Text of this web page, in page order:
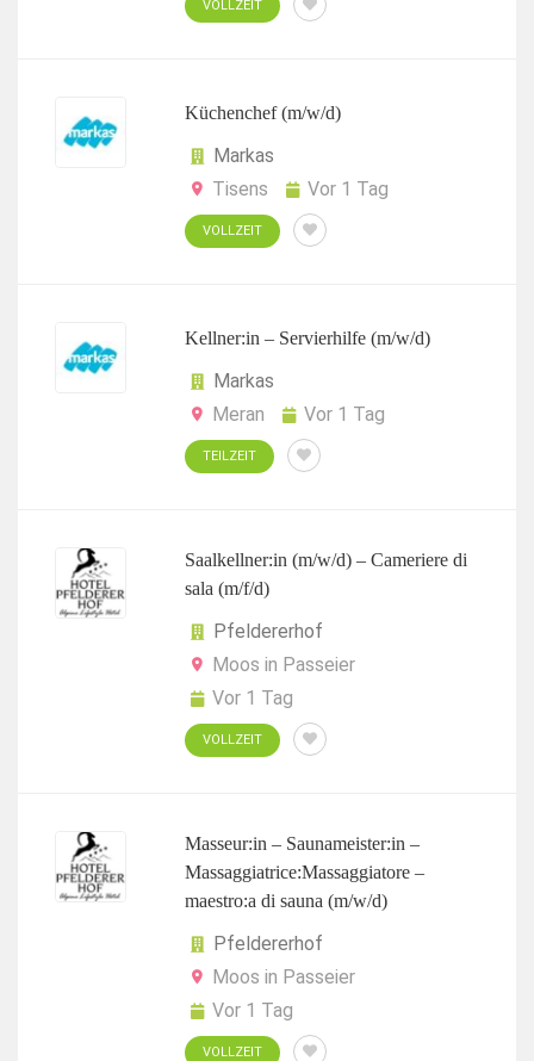
VOLLZEIT
Küchenchef (m/w/d)
Markas
Tisens
Vor 1 Tag
VOLLZEIT
Kellner:in – Servierhilfe (m/w/d)
Markas
Meran
Vor 1 Tag
TEILZEIT
Saalkellner:in (m/w/d) – Cameriere di
sala (m/f/d)
Pfeldererhof
Moos in Passeier
Vor 1 Tag
VOLLZEIT
Masseur:in – Saunameister:in –
Massaggiatrice:Massaggiatore –
maestro:a di sauna (m/w/d)
Pfeldererhof
Moos in Passeier
Vor 1 Tag
VOLLZEIT